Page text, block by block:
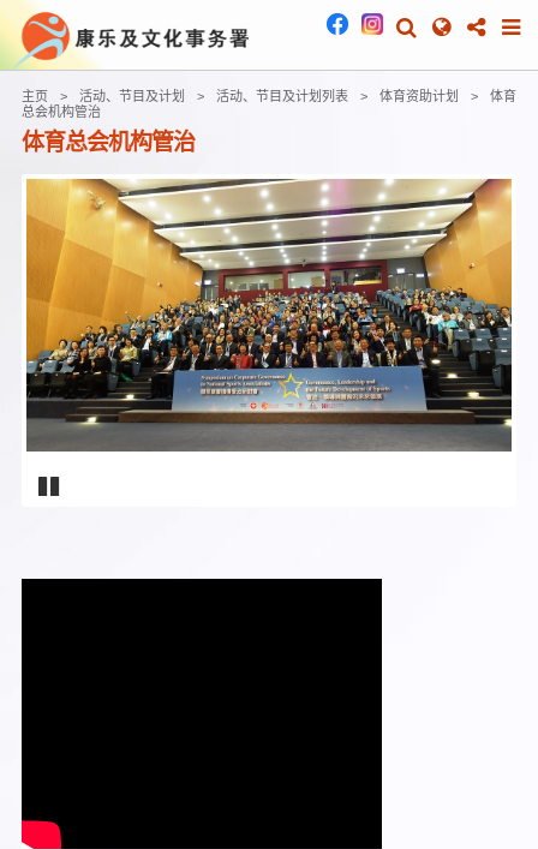
主页 活动、节目及计划 活动、节目及计划列表 体育资助计划
体育
总会机构管治
体育总会机构管治